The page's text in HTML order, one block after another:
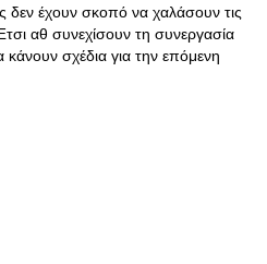
δεν έχουν σκοπό να χαλάσουν τις
αθ συνεχίσουν τη συνεργασία
κάνουν σχέδια για την επόμενη